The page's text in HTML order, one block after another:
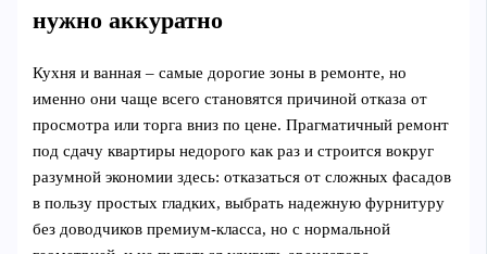
нужно аккуратно
Кухня и ванная – самые дорогие зоны в ремонте, но
именно они чаще всего становятся причиной отказа от
просмотра или торга вниз по цене. Прагматичный ремонт
под сдачу квартиры недорого как раз и строится вокруг
разумной экономии здесь: отказаться от сложных фасадов
в пользу простых гладких, выбрать надежную фурнитуру
без доводчиков премиум‑класса, но с нормальной